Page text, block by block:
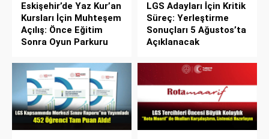
Eskişehir’de Yaz Kur’an
Kursları İçin Muhteşem
Açılış: Önce Eğitim
Sonra Oyun Parkuru
LGS Adayları İçin Kritik
Süreç: Yerleştirme
Sonuçları 5 Ağustos’ta
Açıklanacak